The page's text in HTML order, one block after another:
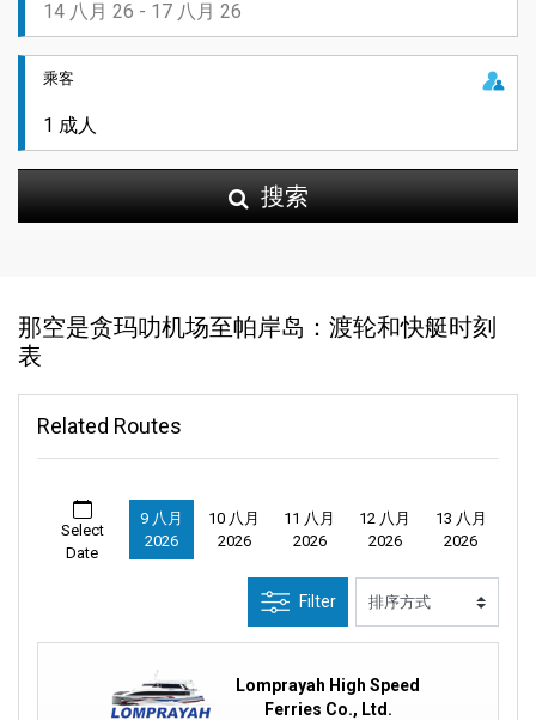
乘客
搜索
那空是贪玛叻机场至帕岸岛：渡轮和快艇时刻
表
Related Routes
Select
Date
9 八月
2026
10 八月
2026
11 八月
2026
12 八月
2026
13 八月
2026
Filter
Lomprayah High Speed
Ferries Co., Ltd.